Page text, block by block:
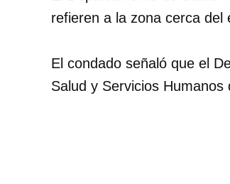
refieren a la zona cerca del
El condado señaló que el
Salud y Servicios